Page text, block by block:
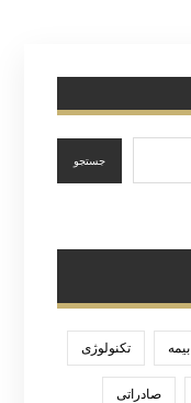
بیمه تکنولوژی
صادراتی